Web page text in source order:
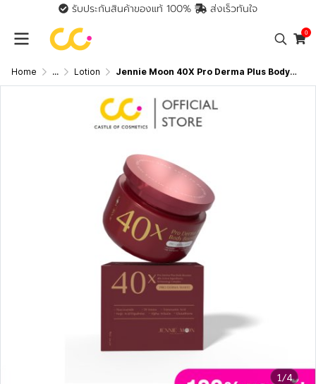
รับประกันสินค้าของแท้ 100% ส่งเร็วทันใจ
0
Home ... Lotion Jennie Moon 40X Pro Derma Plus Body Booster (250g) 40x โปรเดอม่า พลัส บอดี้ บูสเตอร์
1/4